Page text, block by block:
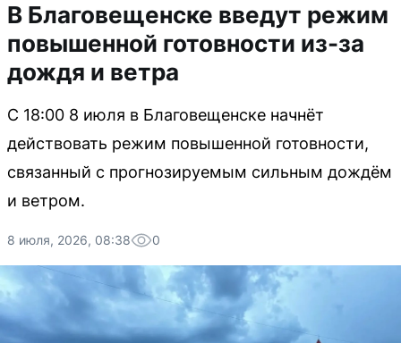
В Благовещенске введут режим
повышенной готовности из-за
дождя и ветра
С 18:00 8 июля в Благовещенске начнёт
действовать режим повышенной готовности,
связанный с прогнозируемым сильным дождём
и ветром.
8 июля, 2026, 08:38 0